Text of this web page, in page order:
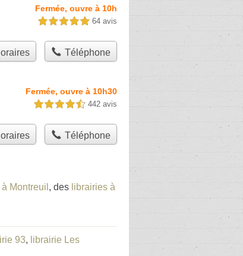
Fermée, ouvre à 10h
5,0 étoiles sur 5 64 avis
Téléphone
Fermée, ouvre à 10h30
4,5 étoiles sur 5 442 avis
Téléphone
Montreuil , des librairies à
93, librairie Les